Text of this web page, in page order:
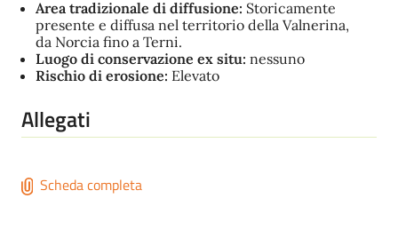
Area tradizionale di diffusione: Storicamente
presente e diffusa nel territorio della Valnerina,
da Norcia fino a Terni.
Luogo di conservazione ex situ: nessuno
Rischio di erosione: Elevato
Allegati
Scheda completa